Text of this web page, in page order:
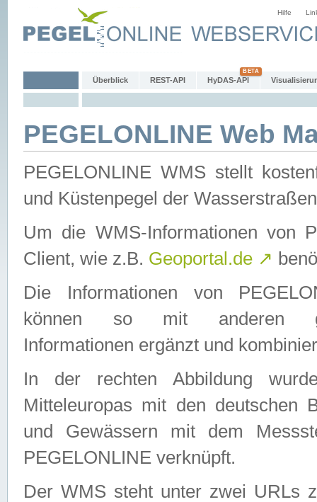
Hilfe
Überblick REST-API HyDAS-API
PEGELONLINE Web
PEGELONLINE WMS stellt
und Küstenpegel der
Um die WMS-Informationen von
Client, wie z.B. Geoportal.de ↗
Die Informationen von
können so mit anderen
Informationen ergänzt und
In der rechten Abbildung
Mitteleuropas mit den deutschen
und Gewässern mit dem
PEGELONLINE verknüpft.
Der WMS steht unter zwei URLs